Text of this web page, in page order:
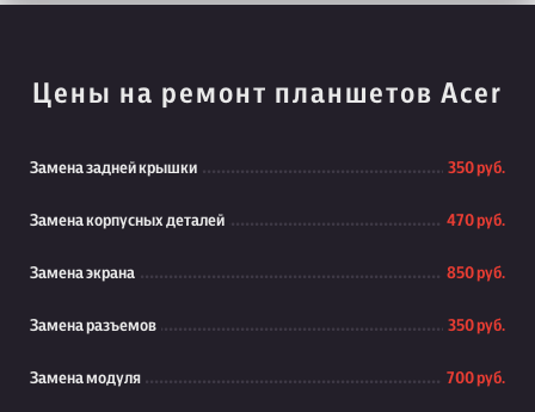
Цены на ремонт планшетов Acer
Замена задней крышки 350 руб.
Замена корпусных деталей 470 руб.
Замена экрана 850 руб.
Замена разъемов 350 руб.
Замена модуля 700 руб.